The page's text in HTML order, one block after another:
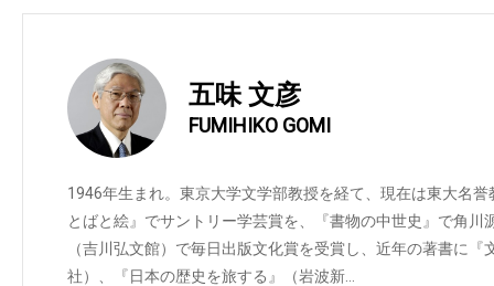
五味 文彦
FUMIHIKO GOMI
1946年生まれ。東京大学文学部教授を経て、現在は東大名
とばと絵』でサントリー学芸賞を、『書物の中世史』で角川
（吉川弘文館）で毎日出版文化賞を受賞し、近年の著書に
社）、『日本の歴史を旅する』（岩波新…